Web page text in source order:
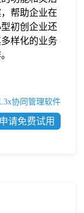
帮助企业在
初创企业还
样化的业务
协同管理软件
请免费试用